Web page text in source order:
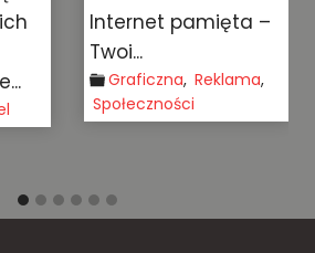
Internet pamięta –
Twoi...
Graficzna, Reklama,
Społeczności